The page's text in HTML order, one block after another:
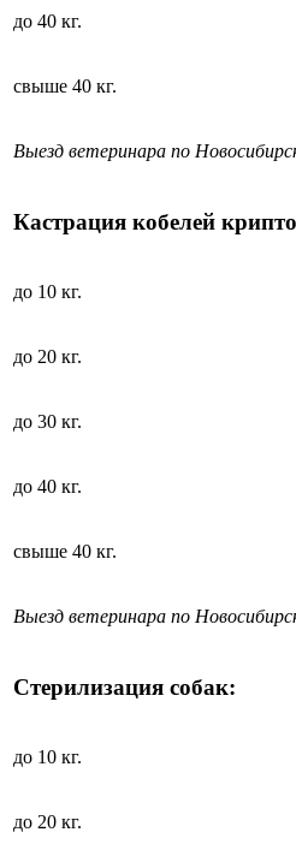
до 40 кг.
свыше 40 кг.
Выезд ветеринара по
Кастрация кобелей
до 10 кг.
до 20 кг.
до 30 кг.
до 40 кг.
свыше 40 кг.
Выезд ветеринара по
Стерилизация собак:
до 10 кг.
до 20 кг.